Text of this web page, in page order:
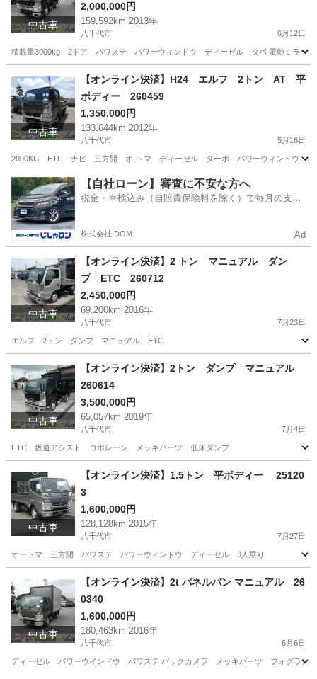
中古車
2,000,000円
159,592km 2013年
八千代市 6月12日
積載量3000kg 2ドア パワステ パワーウィンドウ ディーゼル タボ 電動ミラー
三菱
中古車
【オンライン決済】H24 エルフ 2トン AT 平
ボディー 260459
1,350,000円
133,644km 2012年
八千代市 5月16日
2000KG ETC ナビ 三方開 オ-トマ ディーゼル ターボ パワーウィンドウ
千葉 八千代市 その他 エルフ
【自社ローン】審査に不安な方へ
税金・車検込み（自賠責保険料を除く）で毎月の支払
株式会社IDOM Ad
中古車
【オンライン決済】2 トン マニュアル ダン
プ ETC 260712
2,450,000円
69,200km 2016年
八千代市 7月23日
エルフ 2トン ダンプ マニュアル ETC
その他 エルフ
中古車
【オンライン決済】2トン ダンプ マニュアル
260614
3,500,000円
65,057km 2019年
八千代市 7月4日
ETC 坂道アシスト コボレーン メッキパーツ 低床ダンプ
その他
中古車
【オンライン決済】1.5トン 平ボディー 25120
3
1,600,000円
128,128km 2015年
八千代市 7月27日
オートマ 三方開 パワステ パワーウィンドウ ディーゼル 3人乗り
その他 ディーゼル
中古車
【オンライン決済】2t パネルバン マニュアル 26
0340
1,600,000円
180,463km 2016年
八千代市 6月6日
ディーゼル パワーウインドウ パワステ バックカメラ メッキパーツ フォグラン